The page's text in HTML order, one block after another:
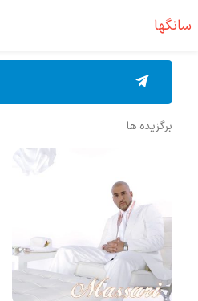
سانگها
برگزیده ها